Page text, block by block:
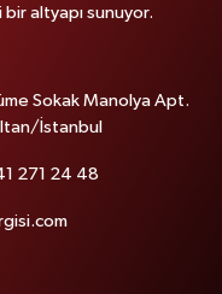
altyapı sunuyor.
Sokak Manolya Apt.
İstanbul
271 24 48